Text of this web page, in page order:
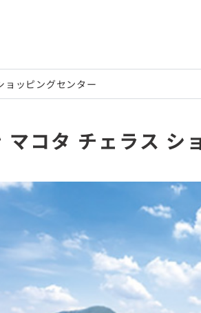
ョッピングセンター
マコタ チェラス シ